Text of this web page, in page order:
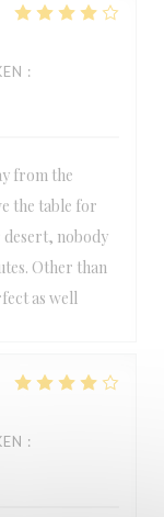
:
from the
the table for
nobody
Other than
as well
: